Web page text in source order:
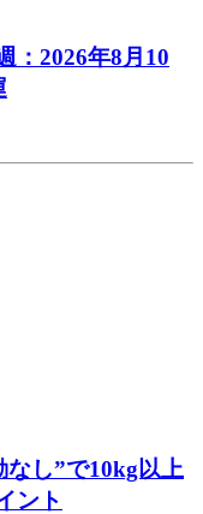
：2026年8月10
なし”で10kg以上
ント